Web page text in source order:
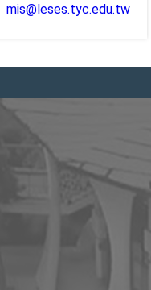
mis@leses.tyc.edu.tw